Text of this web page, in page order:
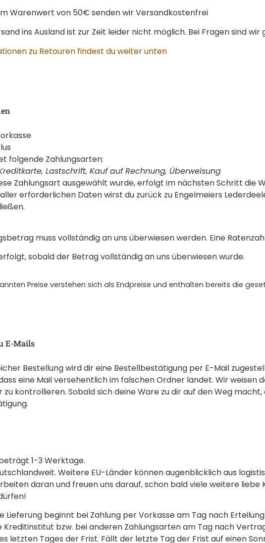
Warenwert von 50€ senden wir Versandkostenfrei
ins Ausland ist zur Zeit leider nicht möglich. Bei Fragen sind wir
zu Retouren findest du weiter unten
folgende Zahlungsarten:
Lastschrift, Kauf auf Rechnung, Überweisung
Zahlungsart ausgewählt wurde, erfolgt im nächsten Schritt die
erforderlichen Daten wirst du zurück zu Engelmeiers
muss vollständig an uns überwiesen werden. Eine
sobald der Betrag vollständig an uns überwiesen wurde.
Preise verstehen sich als Endpreise und enthalten bereits die
E-Mails
Bestellung wird dir eine Bestellbestätigung per E-Mail
eine Mail versehentlich im falschen Ordner landet. Wir weisen
kontrollieren. Sobald sich deine Ware zu dir auf den Weg
1-3 Werktage.
Weitere EU-Länder können augenblicklich aus
daran und freuen uns darauf, schon bald viele weitere liebe
Lieferung beginnt bei Zahlung per Vorkasse am Tag nach
Kreditinstitut bzw. bei anderen Zahlungsarten am Tag nach
letzten Tages der Frist. Fällt der letzte Tag der Frist auf einen